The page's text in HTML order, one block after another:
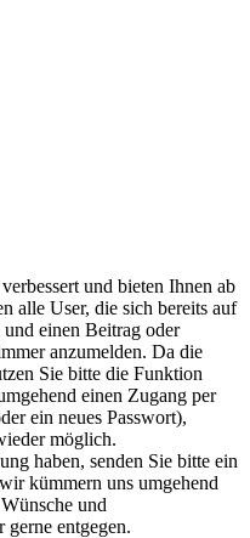
und bieten Ihnen ab
alle User, die sich bereits auf
einen Beitrag oder
anzumelden. Da die
Sie bitte die Funktion
einen Zugang per
ein neues Passwort),
möglich.
haben, senden Sie bitte ein
kümmern uns umgehend
und
gerne entgegen.